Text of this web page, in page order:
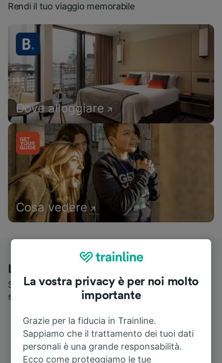
Rendi il tuo viaggio memorabile
Dove alloggiare
Cosa vedere
Le recensioni dei nostri viaggiatori
Scopri cosa pensa realmente chi utilizza i nostri
servizi
La vostra privacy è per noi molto
importante
Grazie per la fiducia in Trainline.
Sappiamo che il trattamento dei tuoi dati
personali è una grande responsabilità.
Ecco come proteggiamo le tue